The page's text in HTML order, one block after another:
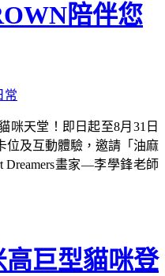
陪伴您
咪天堂！即日起至8月31日
位及互動體驗，邀請「油麻
畫家—李學鋒老師
高巨型貓咪登